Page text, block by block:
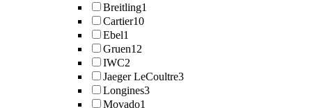
Breitling1
Cartier10
Ebel1
Gruen12
IWC2
Jaeger LeCoultre3
Longines3
Movado1